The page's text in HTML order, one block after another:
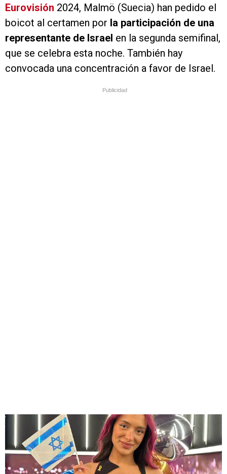
Eurovisión 2024, Malmö (Suecia) han pedido el
boicot al certamen por la participación de una
representante de Israel en la segunda semifinal,
que se celebra esta noche. También hay
convocada una concentración a favor de Israel.
Publicidad